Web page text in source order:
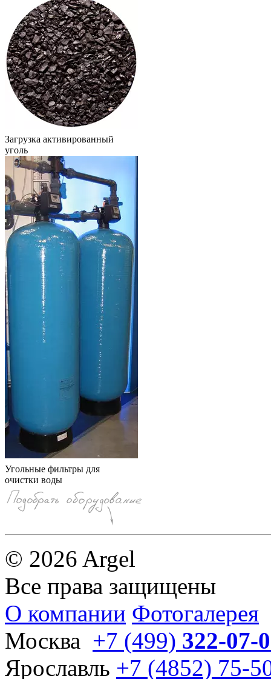
Загрузка активированный
уголь
Угольные фильтры для
очистки воды
© 2026 Argel
Все права защищены
О компании Фотогалерея
Москва +7 (499) 322-07-
Ярославль +7 (4852) 75-